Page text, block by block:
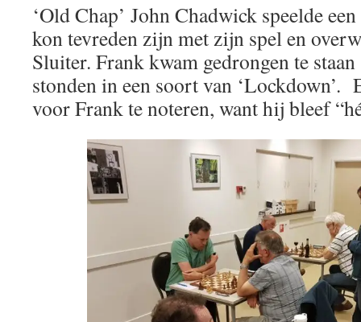
‘Old Chap’ John Chadwick speelde
kon tevreden zijn met zijn spel en
Sluiter. Frank kwam gedrongen te
stonden in een soort van ‘Lockdown’.
voor Frank te noteren, want hij bleef